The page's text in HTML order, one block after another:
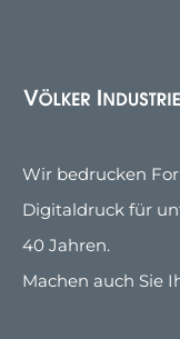
Wir bedrucken
Digitaldruck für
40 Jahren.
Machen auch Sie